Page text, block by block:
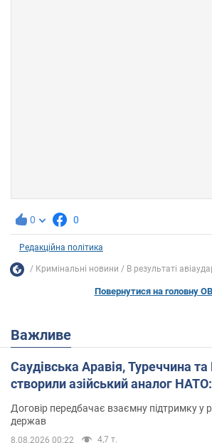
0 0
Редакційна політика
Кримінальні новини В результаті
Повернутися на головну
Важливе
Саудівська Аравія, Туреччина
створили азійський аналог
Договір передбачає взаємну підтримку у
держав
8.08.2026 00:22 4,7 т.